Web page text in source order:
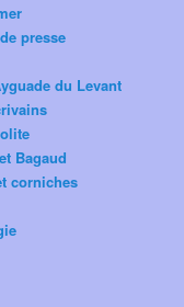
presse
du Levant
Bagaud
corniches